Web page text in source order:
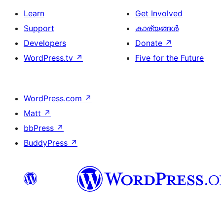
Learn
Support
Developers
WordPress.tv ↗
Get Involved
കാര്യങ്ങള്‍
Donate ↗
Five for the Future
WordPress.com ↗
Matt ↗
bbPress ↗
BuddyPress ↗